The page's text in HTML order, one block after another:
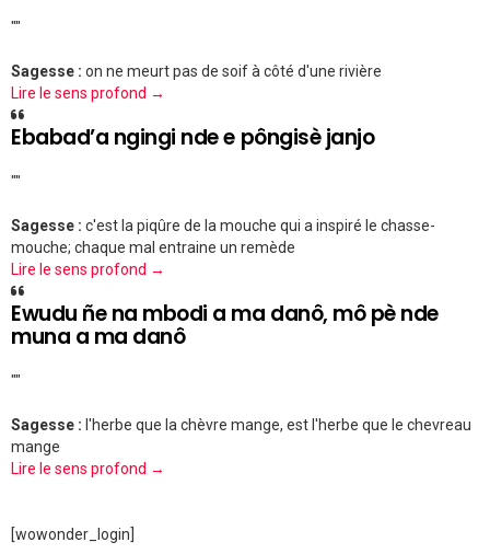
""
Sagesse : on ne meurt pas de soif à côté d'une rivière
Lire le sens profond →
Ebabad’a ngingi nde e pôngisè janjo
""
Sagesse : c'est la piqûre de la mouche qui a inspiré le chasse-
mouche; chaque mal entraine un remède
Lire le sens profond →
Ewudu ñe na mbodi a ma danô, mô pè nde
muna a ma danô
""
Sagesse : l'herbe que la chèvre mange, est l'herbe que le chevreau
mange
Lire le sens profond →
[wowonder_login]